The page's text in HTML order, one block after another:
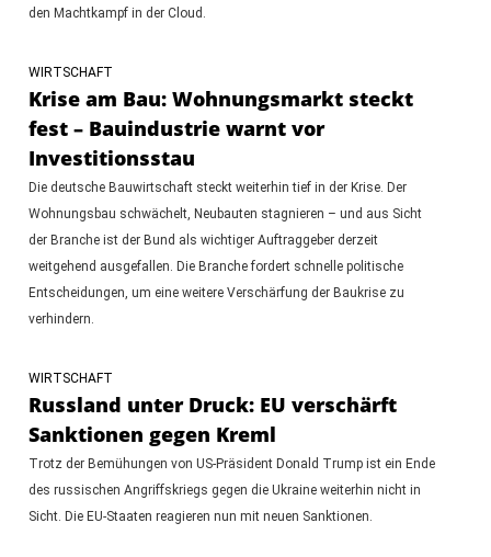
den Machtkampf in der Cloud.
WIRTSCHAFT
Krise am Bau: Wohnungsmarkt steckt
fest – Bauindustrie warnt vor
Investitionsstau
Die deutsche Bauwirtschaft steckt weiterhin tief in der Krise. Der
Wohnungsbau schwächelt, Neubauten stagnieren – und aus Sicht
der Branche ist der Bund als wichtiger Auftraggeber derzeit
weitgehend ausgefallen. Die Branche fordert schnelle politische
Entscheidungen, um eine weitere Verschärfung der Baukrise zu
verhindern.
WIRTSCHAFT
Russland unter Druck: EU verschärft
Sanktionen gegen Kreml
Trotz der Bemühungen von US-Präsident Donald Trump ist ein Ende
des russischen Angriffskriegs gegen die Ukraine weiterhin nicht in
Sicht. Die EU-Staaten reagieren nun mit neuen Sanktionen.